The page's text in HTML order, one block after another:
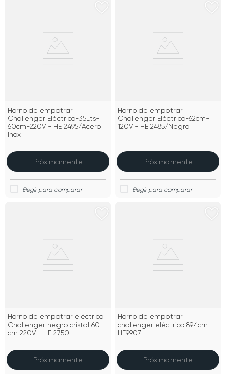
Horno de empotrar
Challenger Eléctrico-35Lts-
60cm-220V - HE 2495/Acero
Inox
Próximamente
Horno de empotrar
Challenger Eléctrico-62cm-
120V - HE 2485/Negro
Próximamente
Horno de empotrar eléctrico
Challenger negro cristal 60
cm 220V - HE 2750
Próximamente
Horno de empotrar
challenger eléctrico 89.4cm
HE9907
Próximamente